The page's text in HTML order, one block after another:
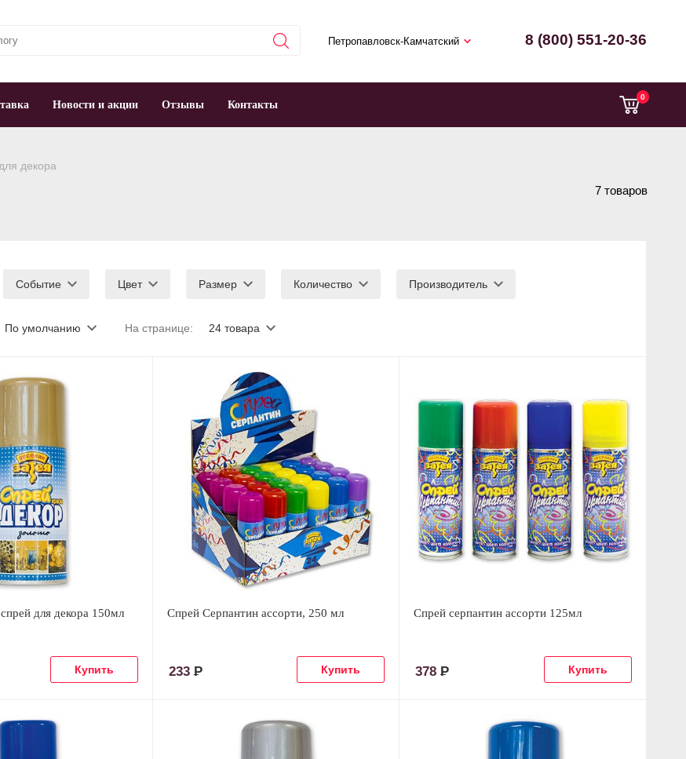
Петропавловск-Камчатский 8 (800) 551-20-36
0
Новости и акции Отзывы Контакты
декора
7 товаров
Событие Цвет Размер Количество Производитель
По умолчанию На странице: 24 товара
для декора 150мл Спрей Серпантин ассорти, 250 мл
233 Р
Спрей серпантин ассорти 125мл
378Р